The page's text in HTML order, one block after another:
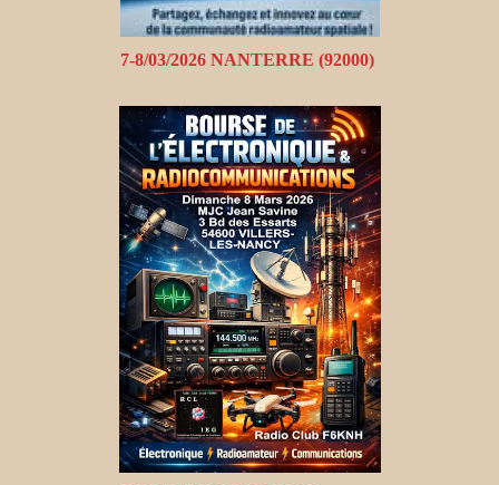
7-8/03/2026 NANTERRE (92000)